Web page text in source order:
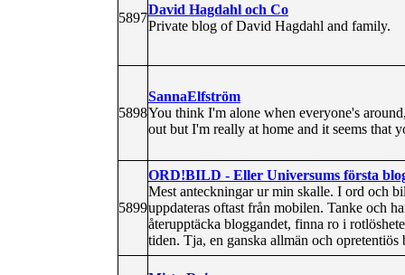
5897
David Hagdahl och Co
Private blog of David Hagdahl and family.
5898
SannaElfström
You think I'm alone when everyone's
out but I'm really at home and it seems that
5899
ORD!BILD - Eller Universums första
Mest anteckningar ur min skalle. I ord och
uppdateras oftast från mobilen. Tanke och
återupptäcka bloggandet, finna ro i
tiden. Tja, en ganska allmän och opretentiös